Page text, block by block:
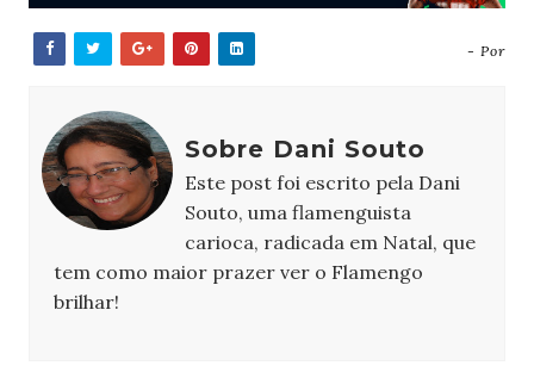
- Por
Sobre Dani Souto
Este post foi escrito pela Dani
Souto, uma flamenguista
carioca, radicada em Natal, que
tem como maior prazer ver o Flamengo
brilhar!